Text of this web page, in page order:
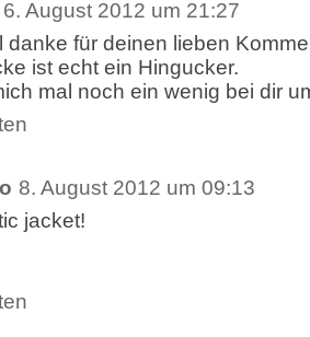
6. August 2012 um 21:27
danke für deinen lieben
ist echt ein Hingucker.
mal noch ein wenig bei dir
8. August 2012 um 09:13
jacket!